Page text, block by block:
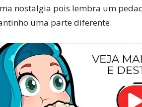
nostalgia pois lembra um
uma parte diferente.